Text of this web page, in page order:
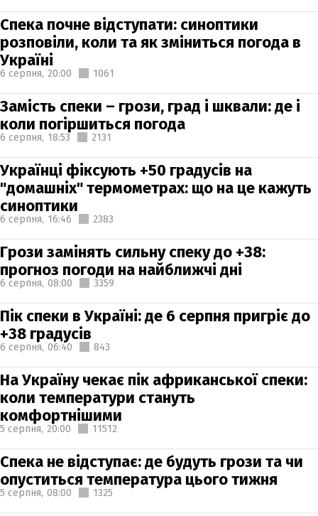
Спека почне відступати: синоптики
розповіли, коли та як зміниться погода в
Україні
6 серпня, 20:00 1061
Замість спеки – грози, град і шквали: де і
коли погіршиться погода
6 серпня, 18:53 2131
Українці фіксують +50 градусів на
"домашніх" термометрах: що на це кажуть
синоптики
6 серпня, 16:46 2383
Грози замінять сильну спеку до +38:
прогноз погоди на найближчі дні
6 серпня, 08:00 3359
Пік спеки в Україні: де 6 серпня пригріє до
+38 градусів
6 серпня, 06:40 843
На Україну чекає пік африканської спеки:
коли температури стануть
комфортнішими
5 серпня, 20:00 11512
Спека не відступає: де будуть грози та чи
опуститься температура цього тижня
5 серпня, 08:00 1325